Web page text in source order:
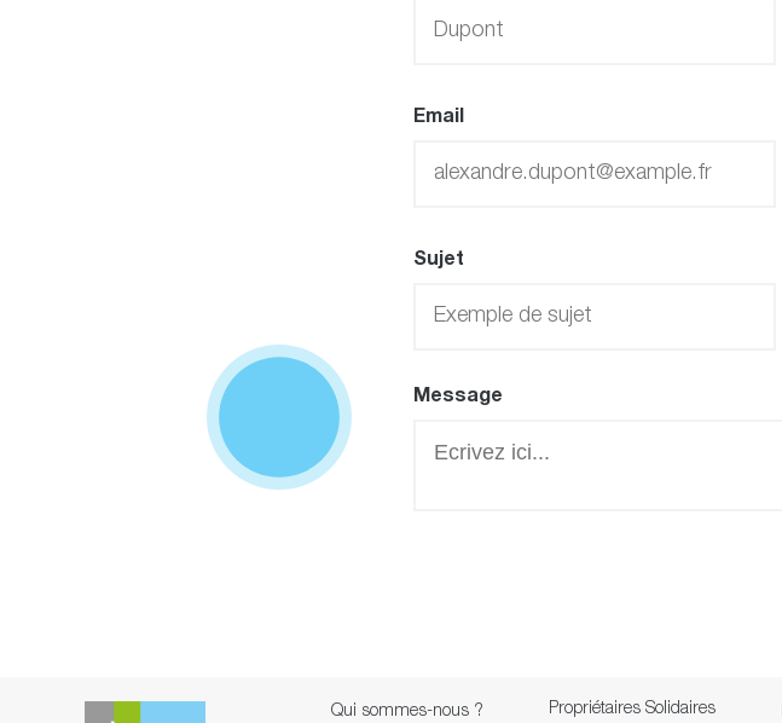
Email
Sujet
Message
Qui sommes-nous ? Propriétaires Solidaires